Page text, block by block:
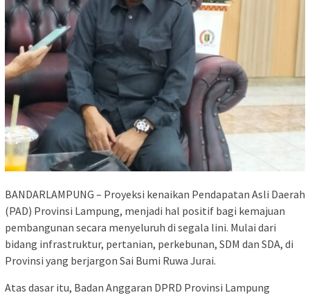
BANDARLAMPUNG – Proyeksi kenaikan Pendapatan Asli Daerah
(PAD) Provinsi Lampung, menjadi hal positif bagi kemajuan
pembangunan secara menyeluruh di segala lini. Mulai dari
bidang infrastruktur, pertanian, perkebunan, SDM dan SDA, di
Provinsi yang berjargon Sai Bumi Ruwa Jurai.
Atas dasar itu, Badan Anggaran DPRD Provinsi Lampung